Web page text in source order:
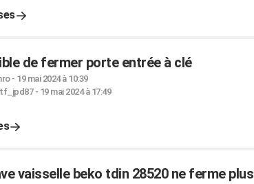
de fermer porte entrée à clé
- 19 mai 2024 à 10:39
- 19 mai 2024 à 17:49
vaisselle beko tdin 28520 ne ferme plus